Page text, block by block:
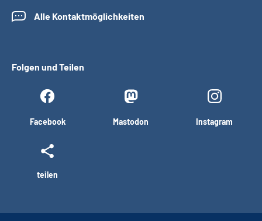
Alle Kontaktmöglichkeiten
Folgen und Teilen
Facebook Mastodon Instagram
teilen